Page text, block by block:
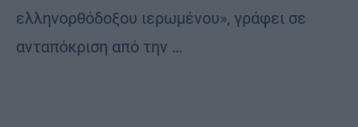
ελληνορθόδοξου ιερωμένου», γράφει σε
ανταπόκριση από την …